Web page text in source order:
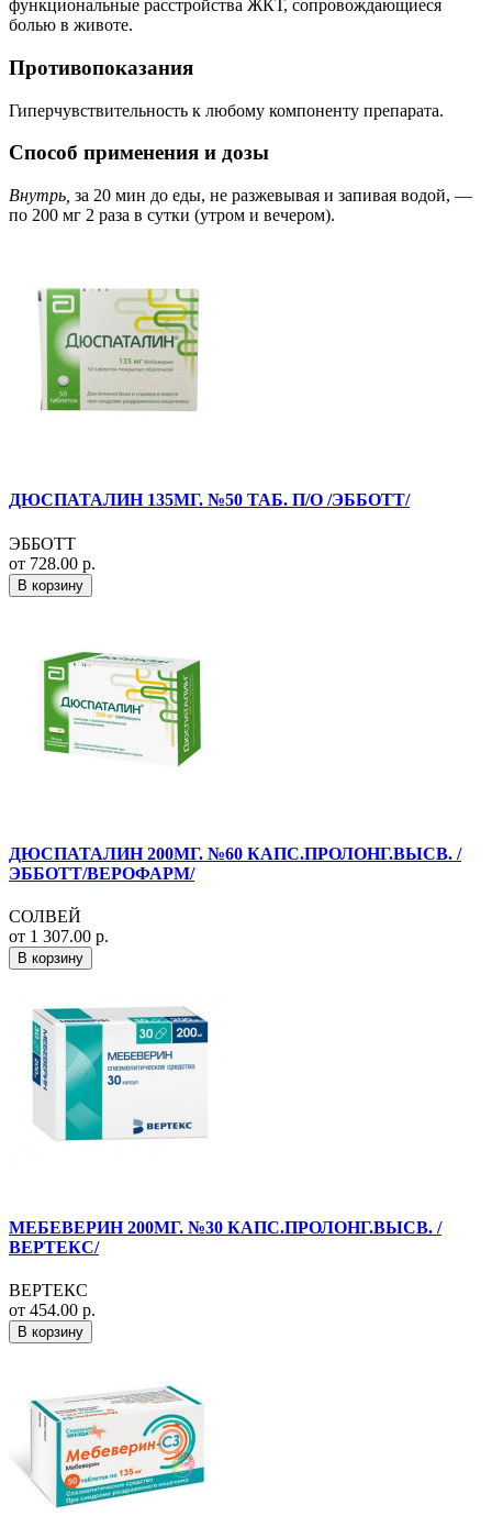
функциональные расстройства ЖКТ, сопровождающиеся
болью в животе.
Противопоказания
Гиперчувствительность к любому компоненту препарата.
Способ применения и дозы
Внутрь, за 20 мин до еды, не разжевывая и запивая водой, —
по 200 мг 2 раза в сутки (утром и вечером).
ДЮСПАТАЛИН 135МГ. №50 ТАБ. П/О /ЭББОТТ/
ЭББОТТ
от 728.00 р.
В корзину
ДЮСПАТАЛИН 200МГ. №60 КАПС.ПРОЛОНГ.ВЫСВ. /
ЭББОТТ/ВЕРОФАРМ/
СОЛВЕЙ
от 1 307.00 р.
В корзину
МЕБЕВЕРИН 200МГ. №30 КАПС.ПРОЛОНГ.ВЫСВ. /
ВЕРТЕКС/
ВЕРТЕКС
от 454.00 р.
В корзину